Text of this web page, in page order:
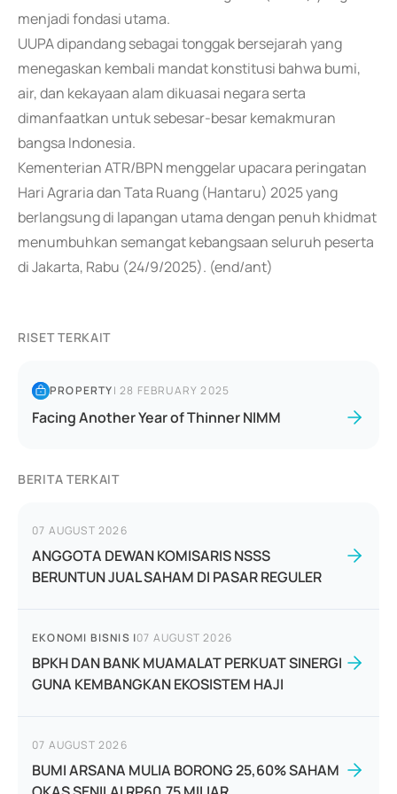
menjadi fondasi utama.
UUPA dipandang sebagai tonggak bersejarah yang
menegaskan kembali mandat konstitusi bahwa bumi,
air, dan kekayaan alam dikuasai negara serta
dimanfaatkan untuk sebesar-besar kemakmuran
bangsa Indonesia.
Kementerian ATR/BPN menggelar upacara peringatan
Hari Agraria dan Tata Ruang (Hantaru) 2025 yang
berlangsung di lapangan utama dengan penuh khidmat
menumbuhkan semangat kebangsaan seluruh peserta
di Jakarta, Rabu (24/9/2025). (end/ant)
RISET TERKAIT
PROPERTY|28 FEBRUARY 2025
Facing Another Year of Thinner NIMM
BERITA TERKAIT
07 AUGUST 2026
ANGGOTA DEWAN KOMISARIS NSSS
BERUNTUN JUAL SAHAM DI PASAR REGULER
EKONOMI BISNIS |07 AUGUST 2026
BPKH DAN BANK MUAMALAT PERKUAT SINERGI
GUNA KEMBANGKAN EKOSISTEM HAJI
07 AUGUST 2026
BUMI ARSANA MULIA BORONG 25,60% SAHAM